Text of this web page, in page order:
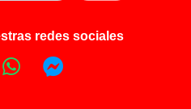
redes sociales